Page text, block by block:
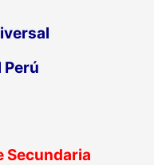
Secundaria